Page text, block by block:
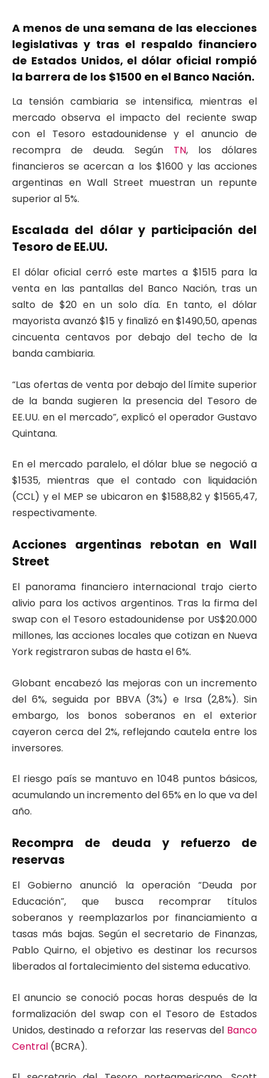
A menos de una semana de las elecciones
legislativas y tras el respaldo financiero
de Estados Unidos, el dólar oficial rompió
la barrera de los $1500 en el Banco Nación.
La tensión cambiaria se intensifica, mientras el
mercado observa el impacto del reciente swap
con el Tesoro estadounidense y el anuncio de
recompra de deuda. Según TN, los dólares
financieros se acercan a los $1600 y las acciones
argentinas en Wall Street muestran un repunte
superior al 5%.
Escalada del dólar y participación del
Tesoro de EE.UU.
El dólar oficial cerró este martes a $1515 para la
venta en las pantallas del Banco Nación, tras un
salto de $20 en un solo día. En tanto, el dólar
mayorista avanzó $15 y finalizó en $1490,50, apenas
cincuenta centavos por debajo del techo de la
banda cambiaria.
“Las ofertas de venta por debajo del límite superior
de la banda sugieren la presencia del Tesoro de
EE.UU. en el mercado”, explicó el operador Gustavo
Quintana.
En el mercado paralelo, el dólar blue se negoció a
$1535, mientras que el contado con liquidación
(CCL) y el MEP se ubicaron en $1588,82 y $1565,47,
respectivamente.
Acciones argentinas rebotan en Wall
Street
El panorama financiero internacional trajo cierto
alivio para los activos argentinos. Tras la firma del
swap con el Tesoro estadounidense por US$20.000
millones, las acciones locales que cotizan en Nueva
York registraron subas de hasta el 6%.
Globant encabezó las mejoras con un incremento
del 6%, seguida por BBVA (3%) e Irsa (2,8%). Sin
embargo, los bonos soberanos en el exterior
cayeron cerca del 2%, reflejando cautela entre los
inversores.
El riesgo país se mantuvo en 1048 puntos básicos,
acumulando un incremento del 65% en lo que va del
año.
Recompra de deuda y refuerzo de
reservas
El Gobierno anunció la operación “Deuda por
Educación”, que busca recomprar títulos
soberanos y reemplazarlos por financiamiento a
tasas más bajas. Según el secretario de Finanzas,
Pablo Quirno, el objetivo es destinar los recursos
liberados al fortalecimiento del sistema educativo.
El anuncio se conoció pocas horas después de la
formalización del swap con el Tesoro de Estados
Unidos, destinado a reforzar las reservas del Banco
Central (BCRA).